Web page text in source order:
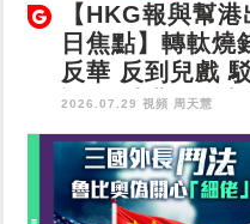
【HKG報與幫
日焦點】轉軚燒
反華 反到兒戲
論」 香港唔靠中
國？
2026.07.29 視頻 周天慧